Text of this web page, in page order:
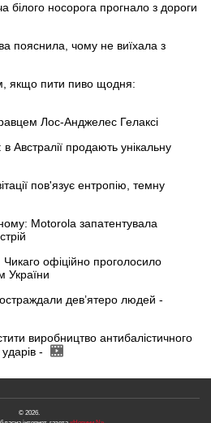
білого носорога прогнало з дороги
пояснила, чому не виїхала з
якщо пити пиво щодня:
Лос-Анджелес Гелаксі
Австралії продають унікальну
пов'язує ентропію, темну
Motorola запатентувала
Чикаго офіційно проголосило
України
дев’ятеро людей -
виробництво антибалістичного
-
© 2026.